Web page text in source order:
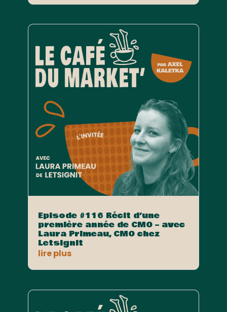
Episode #116 Récit d’une
première année de CMO – avec
Laura Primeau, CMO chez
Letsignit
lire plus